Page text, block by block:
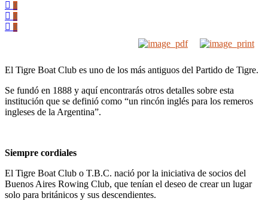
0
0
0
El Tigre Boat Club es uno de los más antiguos del Partido de Tigre.
Se fundó en 1888 y aquí encontrarás otros detalles sobre esta
institución que se definió como “un rincón inglés para los remeros
ingleses de la Argentina”.
Siempre cordiales
El Tigre Boat Club o T.B.C. nació por la iniciativa de socios del
Buenos Aires Rowing Club, que tenían el deseo de crear un lugar
solo para británicos y sus descendientes.